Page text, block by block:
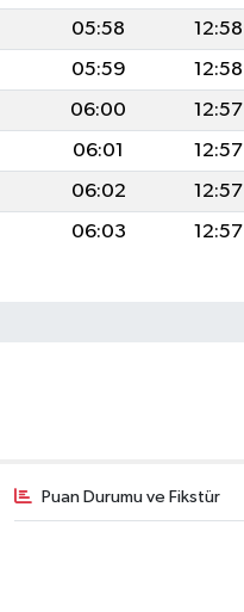
05:58 12:58
05:59 12:58
06:00 12:57
06:01 12:57
06:02 12:57
06:03 12:57
Puan Durumu ve Fikstür